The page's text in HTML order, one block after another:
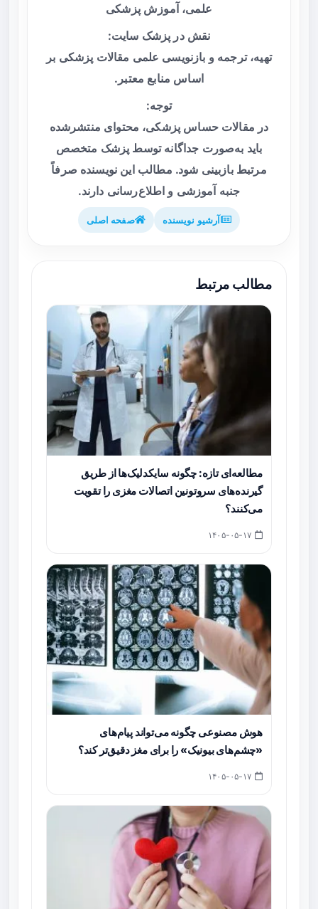
علمی، آموزش پزشکی
نقش در پزشک سایت:
تهیه، ترجمه و بازنویسی علمی مقالات پزشکی بر
اساس منابع معتبر.
توجه:
در مقالات حساس پزشکی، محتوای منتشرشده
باید به‌صورت جداگانه توسط پزشک متخصص
مرتبط بازبینی شود. مطالب این نویسنده صرفاً
جنبه آموزشی و اطلاع‌رسانی دارند.
آرشیو نویسنده صفحه اصلی
مطالب مرتبط
مطالعه‌ای تازه: چگونه سایکدلیک‌ها از طریق
گیرنده‌های سروتونین اتصالات مغزی را تقویت
می‌کنند؟
هوش مصنوعی چگونه می‌تواند پیام‌های
«چشم‌های بیونیک» را برای مغز دقیق‌تر کند؟